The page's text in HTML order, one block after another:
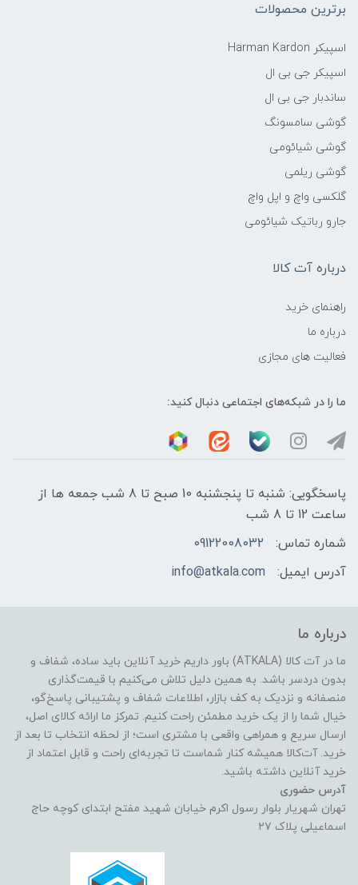
برترین محصولات
اسپیکر Harman Kardon
اسپیکر جی بی ال
ساندبار جی بی ال
گوشی سامسونگ
گوشی شیائومی
گوشی ریلمی
گلکسی واچ و اپل واچ
جارو رباتیک شیائومی
درباره آت کالا
راهنمای خرید
درباره ما
فعالیت های مجازی
ما را در شبکه‌های اجتماعی دنبال کنید:
پاسخگویی: شنبه تا پنجشنبه 10 صبح تا 8 شب جمعه ها از
ساعت 12 تا 8 شب
شماره تماس:
09122008032
آدرس ایمیل:
info@atkala.com
درباره ما
ما در آت کالا (ATKALA) باور داریم خرید آنلاین باید ساده، شفاف و
بدون دردسر باشد. به همین دلیل تلاش می‌کنیم با قیمت‌گذاری
منصفانه و نزدیک به کف بازار، اطلاعات شفاف و پشتیبانی پاسخ‌گو،
خیال شما را از یک خرید مطمئن راحت کنیم. تمرکز ما ارائه کالای اصل،
ارسال سریع و همراهی واقعی با مشتری است؛ از لحظه انتخاب تا بعد از
خرید. آت‌کالا همیشه کنار شماست تا تجربه‌ای راحت و قابل اعتماد از
خرید آنلاین داشته باشید.
آدرس حضوری
تهران شهریار بلوار رسول اکرم خیابان شهید مفتح ابتدای کوچه حاج
اسماعیلی پلاک ۲۷